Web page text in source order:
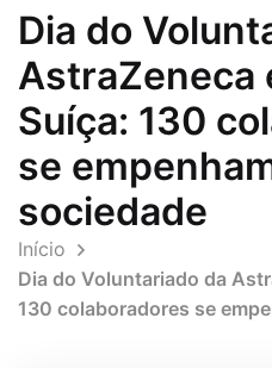
Dia do
AstraZeneca
Suíça: 130
se
sociedade
Início
Dia do Voluntariado da
130 colaboradores se